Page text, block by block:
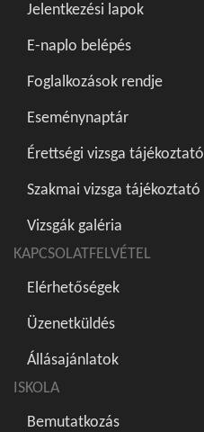
Jelentkezési lapok
E-naplo belépés
Foglalkozások rendje
Eseménynaptár
Érettségi vizsga tájékoztató
Szakmai vizsga tájékoztató
Vizsgák galéria
KAPCSOLATFELVÉTEL
Elérhetőségek
Üzenetküldés
Állásajánlatok
ISKOLA
Bemutatkozás